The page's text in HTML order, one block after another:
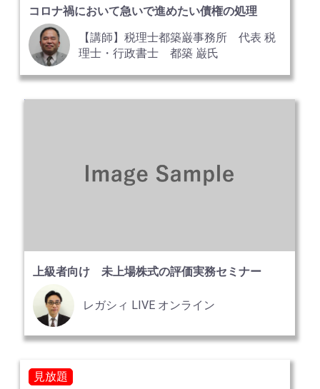
コロナ禍において急いで進めたい債権の処理
【講師】税理士都築巌事務所 代表 税
理士・行政書士 都築 巌氏
上級者向け 未上場株式の評価実務セミナー
レガシィ LIVE オンライン
見放題